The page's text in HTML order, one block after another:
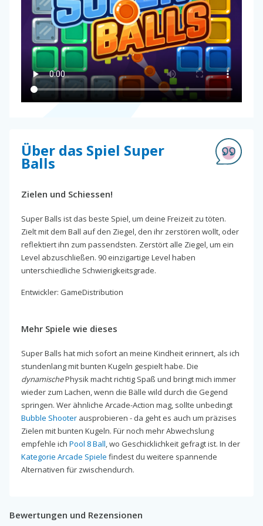
Über das Spiel Super
Balls
Zielen und Schiessen!
Super Balls ist das beste Spiel, um deine Freizeit zu töten.
Zielt mit dem Ball auf den Ziegel, den ihr zerstören wollt, oder
reflektiert ihn zum passendsten. Zerstört alle Ziegel, um ein
Level abzuschließen. 90 einzigartige Level haben
unterschiedliche Schwierigkeitsgrade.
Entwickler: GameDistribution
Mehr Spiele wie dieses
Super Balls hat mich sofort an meine Kindheit erinnert, als ich
stundenlang mit bunten Kugeln gespielt habe. Die
dynamischePhysik macht richtig Spaß und bringt mich immer
wieder zum Lachen, wenn die Bälle wild durch die Gegend
springen. Wer ähnliche Arcade-Action mag, sollte unbedingt
Bubble Shooter ausprobieren - da geht es auch um präzises
Zielen mit bunten Kugeln. Für noch mehr Abwechslung
empfehle ich Pool 8 Ball, wo Geschicklichkeit gefragt ist. In der
Kategorie Arcade Spiele findest du weitere spannende
Alternativen für zwischendurch.
Bewertungen und Rezensionen